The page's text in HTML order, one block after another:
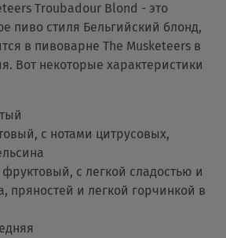
Troubadour Blond - это
пиво стиля Бельгийский блонд,
в пивоварне The Musketeers в
Вот некоторые характеристики
с нотами цитрусовых,
с легкой сладостью и
пряностей и легкой горчинкой в